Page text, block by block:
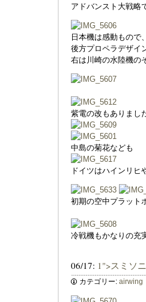
アドバンスト大戦略
日本機は感動もので
後方プロペラデザイ
右は川崎の水陸機の
紫電の改もありまし
中島の菊花なども
ドイツはハインリヒ
初期の空中プラット
冷戦機もかなりの充
06/17: 1">スミソ
カテゴリー: airwing